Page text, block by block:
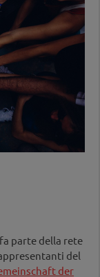
parte della rete
del
der